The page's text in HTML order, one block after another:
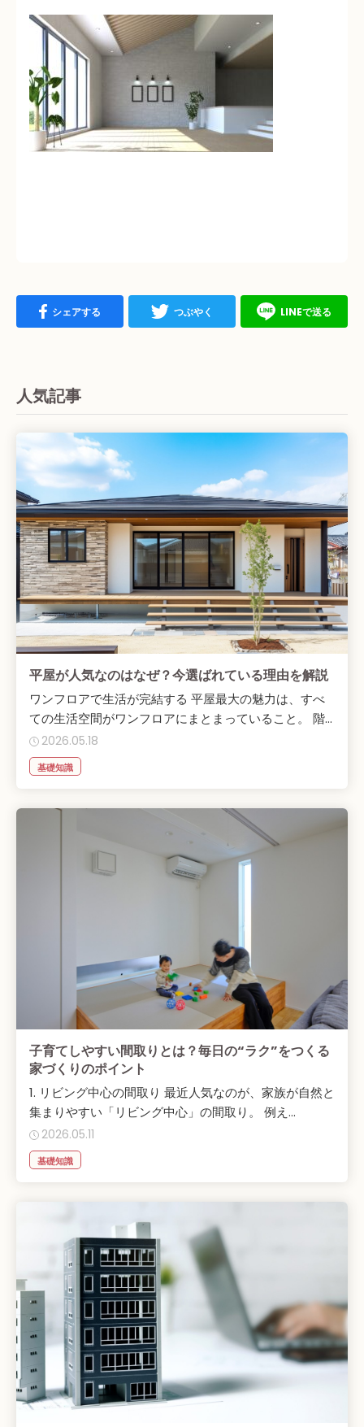
シェアする つぶやく LINEで送る
人気記事
平屋が人気なのはなぜ？今選ばれている理由を解説
ワンフロアで生活が完結する 平屋最大の魅力は、すべ
ての生活空間がワンフロアにまとまっていること。 階...
2026.05.18
基礎知識
子育てしやすい間取りとは？毎日の“ラク”をつくる
家づくりのポイント
1. リビング中心の間取り 最近人気なのが、家族が自然と
集まりやすい「リビング中心」の間取り。 例え...
2026.05.11
基礎知識